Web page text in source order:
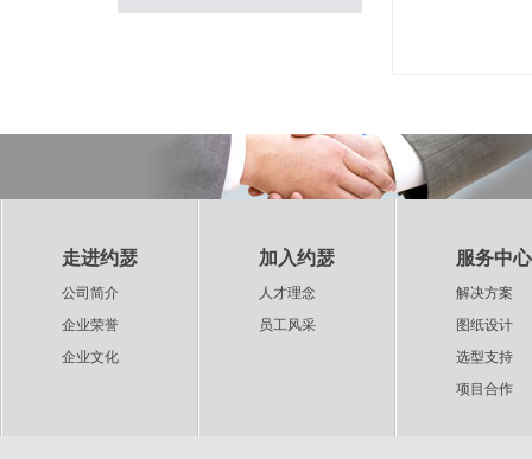
走进约瑟
公司简介
企业荣誉
企业文化
加入约瑟
人才理念
员工风采
服务中心
解决方案
图纸设计
选型支持
项目合作